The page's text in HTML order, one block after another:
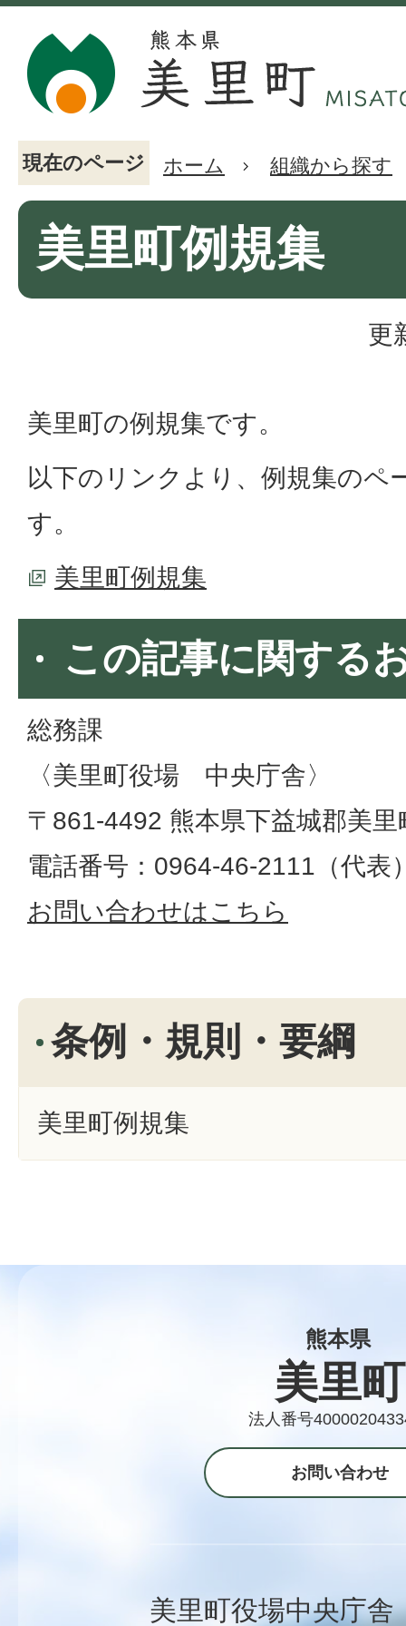
現在のページ ホーム 組織から探す
美里町例規集
更
美里町の例規集です。
以下のリンクより、例規集のペ
す。
美里町例規集
この記事に関する
総務課
​​​​​​​〈美里町役場 中央庁舎〉
〒861-4492 熊本県下益城郡美
電話番号：0964-46-2111（代表
お問い合わせはこちら
条例・規則・要綱
美里町例規集
熊本県
美里町
法人番号
お問い合わせ
美里町役場中央庁舎